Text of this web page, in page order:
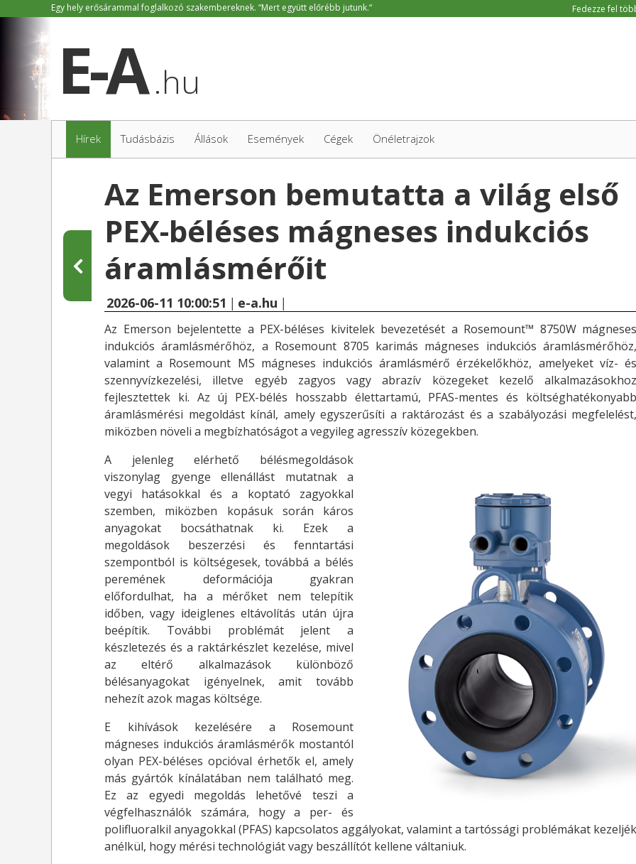
Fedezze fel
.hu
Hírek Tudásbázis Állások Események Cégek Önéletrajzok
Az Emerson bemutatta a világ első
PEX-béléses mágneses indukciós
áramlásmérőit
2026-06-11 10:00:51 | e-a.hu |
Az Emerson bejelentette a PEX-béléses kivitelek bevezetését a Rosemount™ 8750W mágneses
indukciós áramlásmérőhöz, a Rosemount 8705 karimás mágneses indukciós áramlásmérőhöz,
valamint a Rosemount MS mágneses indukciós áramlásmérő érzékelőkhöz, amelyeket víz- és
szennyvízkezelési, illetve egyéb zagyos vagy abrazív közegeket kezelő alkalmazásokhoz
fejlesztettek ki. Az új PEX-bélés hosszabb élettartamú, PFAS-mentes és költséghatékonyabb
áramlásmérési megoldást kínál, amely egyszerűsíti a raktározást és a szabályozási megfelelést,
miközben növeli a megbízhatóságot a vegyileg agresszív közegekben.
A jelenleg elérhető bélésmegoldások
viszonylag gyenge ellenállást mutatnak a
vegyi hatásokkal és a koptató zagyokkal
szemben, miközben kopásuk során káros
anyagokat bocsáthatnak ki. Ezek a
megoldások beszerzési és fenntartási
szempontból is költségesek, továbbá a bélés
peremének deformációja gyakran
előfordulhat, ha a mérőket nem telepítik
időben, vagy ideiglenes eltávolítás után újra
beépítik. További problémát jelent a
készletezés és a raktárkészlet kezelése, mivel
az eltérő alkalmazások különböző
bélésanyagokat igényelnek, amit tovább
nehezít azok magas költsége.
E kihívások kezelésére a Rosemount
mágneses indukciós áramlásmérők mostantól
olyan PEX-béléses opcióval érhetők el, amely
más gyártók kínálatában nem található meg.
Ez az egyedi megoldás lehetővé teszi a
végfelhasználók számára, hogy a per- és
polifluoralkil anyagokkal (PFAS) kapcsolatos aggályokat, valamint a tartóssági problémákat kezeljék
anélkül, hogy mérési technológiát vagy beszállítót kellene váltaniuk.